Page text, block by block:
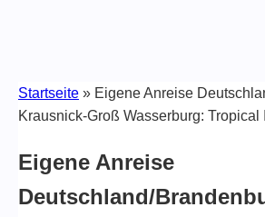
Startseite » Eigene Anreise
Krausnick-Groß Wasserburg: Tropical
Eigene Anreise
Deutschland/